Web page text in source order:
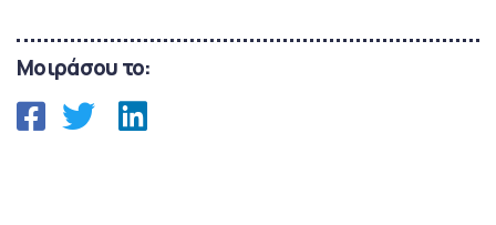
Μοιράσου το: